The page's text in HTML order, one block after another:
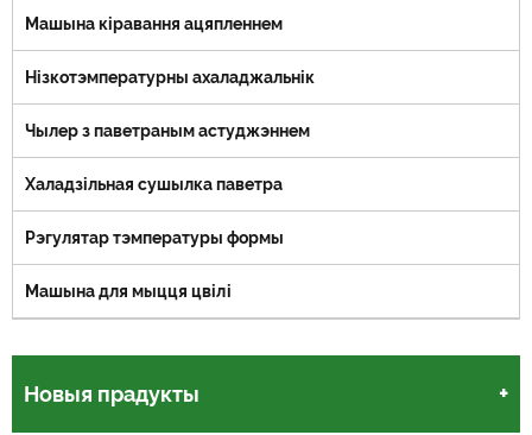
Машына кіравання ацяпленнем
Нізкотэмпературны ахаладжальнік
Чылер з паветраным астуджэннем
Халадзільная сушылка паветра
Рэгулятар тэмпературы формы
Машына для мыцця цвілі
Новыя прадукты